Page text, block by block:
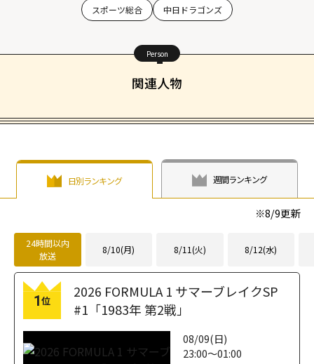
スポーツ総合 中日ドラゴンズ
Person
関連人物
日別ランキング 週間ランキング
※8/9更新
24時間以内
放送
8/10(月) 8/11(火) 8/12(水)
1位
2026 FORMULA 1 サマーブレイクSP
#1「1983年 第2戦」
08/09(日)
23:00～01:00